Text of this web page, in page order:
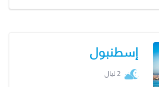
إسطنبول
2 ليال